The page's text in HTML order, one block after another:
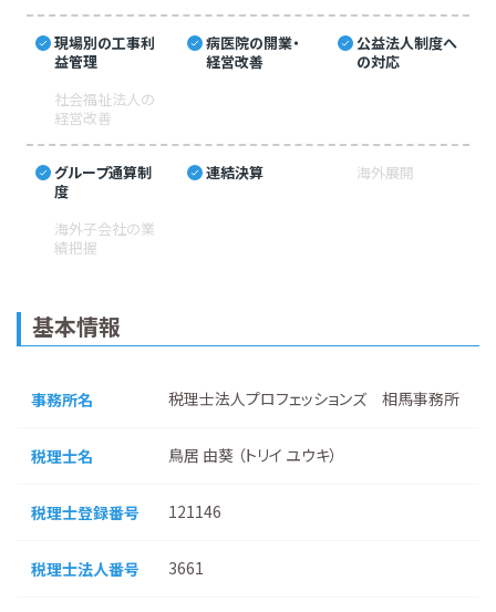
現場別の工事利
益管理
病医院の開業・
経営改善
公益法人制度へ
の対応
社会福祉法人の
経営改善
グループ通算制
度
連結決算 海外展開
海外子会社の業
績把握
基本情報
事務所名 税理士法人プロフェッションズ 相馬事務所
税理士名 鳥居 由葵 （トリイ ユウキ）
税理士登録番号 121146
税理士法人番号 3661